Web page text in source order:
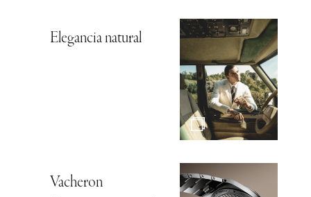
Elegancia natural
Vacheron